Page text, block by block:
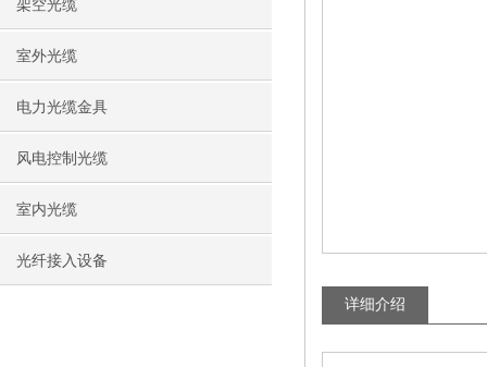
架空光缆
室外光缆
电力光缆金具
风电控制光缆
室内光缆
光纤接入设备
详细介绍